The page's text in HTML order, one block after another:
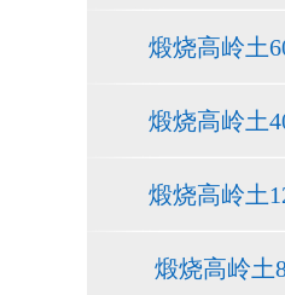
煅烧高岭土
煅烧高岭土
煅烧高岭土
煅烧高岭土